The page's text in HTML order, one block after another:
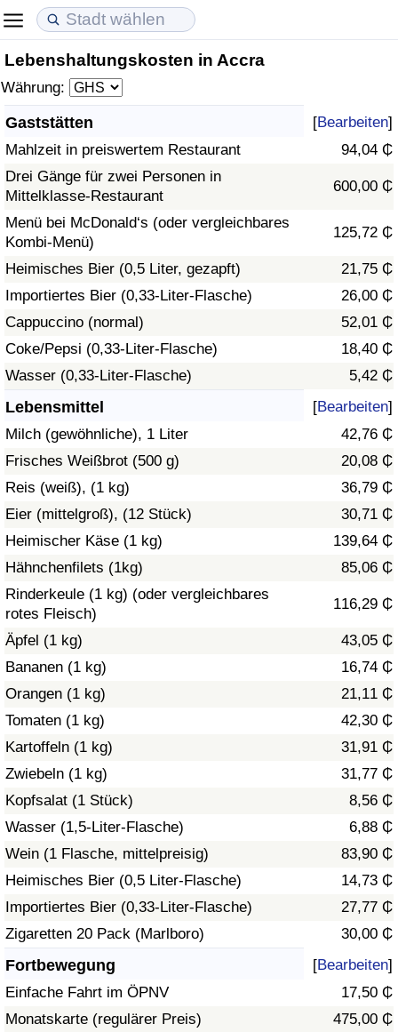
Lebenshaltungskosten in Accra
Währung:
Gaststätten [Bearbeiten]
Mahlzeit in preiswertem Restaurant
94,04 ₵
Drei Gänge für zwei Personen in
Mittelklasse-Restaurant
600,00 ₵
Menü bei McDonald‘s (oder vergleichbares
Kombi-Menü)
125,72 ₵
Heimisches Bier (0,5 Liter, gezapft)
21,75 ₵
Importiertes Bier (0,33-Liter-Flasche)
26,00 ₵
Cappuccino (normal)
52,01 ₵
Coke/Pepsi (0,33-Liter-Flasche)
18,40 ₵
Wasser (0,33-Liter-Flasche)
5,42 ₵
Lebensmittel [Bearbeiten]
Milch (gewöhnliche), 1 Liter
42,76 ₵
Frisches Weißbrot (500 g)
20,08 ₵
Reis (weiß), (1 kg)
36,79 ₵
Eier (mittelgroß), (12 Stück)
30,71 ₵
Heimischer Käse (1 kg)
139,64 ₵
Hähnchenfilets (1kg)
85,06 ₵
Rinderkeule (1 kg) (oder vergleichbares
rotes Fleisch)
116,29 ₵
Äpfel (1 kg)
43,05 ₵
Bananen (1 kg)
16,74 ₵
Orangen (1 kg)
21,11 ₵
Tomaten (1 kg)
42,30 ₵
Kartoffeln (1 kg)
31,91 ₵
Zwiebeln (1 kg)
31,77 ₵
Kopfsalat (1 Stück)
8,56 ₵
Wasser (1,5-Liter-Flasche)
6,88 ₵
Wein (1 Flasche, mittelpreisig)
83,90 ₵
Heimisches Bier (0,5 Liter-Flasche)
14,73 ₵
Importiertes Bier (0,33-Liter-Flasche)
27,77 ₵
Zigaretten 20 Pack (Marlboro)
30,00 ₵
Fortbewegung [Bearbeiten]
Einfache Fahrt im ÖPNV
17,50 ₵
Monatskarte (regulärer Preis)
475,00 ₵
Lebenshaltungskosten
Lebenshaltungskosten-Index (aktuell)
Lebenshaltungskosten-Index
Lebenshaltungskosten-Index nach Land
in Akaba
Immobilienpreise
Immobilienpreis-Index (aktuell)
Immobilienpreis-Index
Immobilienpreis-Index nach Land
Lebensqualität
Lebensqualität-Index
Lebensqualität-Index (aktuell)
Lebensqualitätsindex nach Land
Kriminalität
Kriminalitäts-Index (aktuell)
Kriminalitäts-Index
Kriminalitätsindex nach Land
Gesundheitsversorgung
Gesundheitsversorgungs-Index (aktuell)
Gesundheitsversorgungs-Index
Gesundheitsversorgungs-Index nach Land
Umweltverschmutzung
Verschmutzungsindex
Umweltverschmutzungs-Index nach Land
Verkehr
Verkehrs-Index
Verkehrs-Index (aktuell)
Verkehrs-Index nach Land